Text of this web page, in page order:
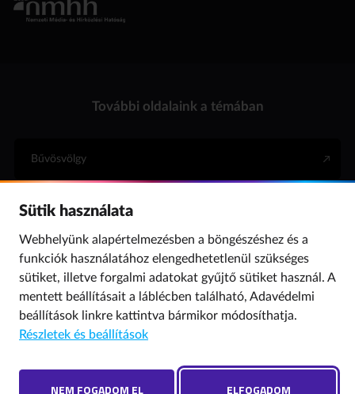
További oldalaink a témában
Bűvösvölgy
Internet Hotline
Para (gyermekvédelem)
© 2019 NMHH Minden jog fenntartva. | Tárhelyszolgáltató: Nemzeti Média- és
Sütik használata
Webhelyünk alapértelmezésben a böngészéshez és a
funkciók használatához elengedhetetlenül szükséges
sütiket, illetve forgalmi adatokat gyűjtő sütiket használ. A
mentett beállításait a láblécben található, Adavédelmi
beállítások linkre kattintva bármikor módosíthatja.
Részletek és beállítások
NEM FOGADOM EL ELFOGADOM